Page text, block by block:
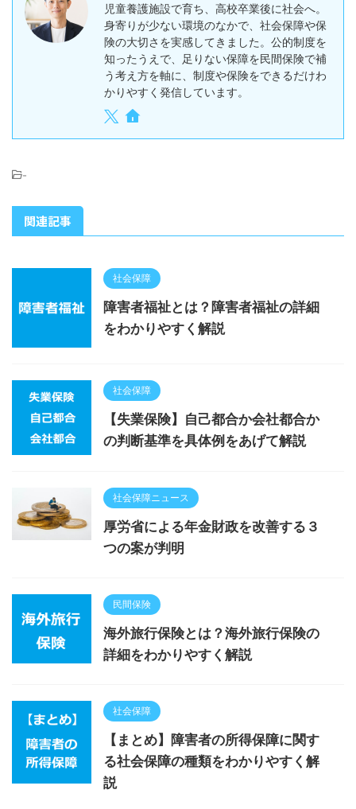
児童養護施設で育ち、高校卒業後に社会へ。
身寄りが少ない環境のなかで、社会保障や保
険の大切さを実感してきました。公的制度を
知ったうえで、足りない保障を民間保険で補
う考え方を軸に、制度や保険をできるだけわ
かりやすく発信しています。
-
関連記事
社会保障
障害者福祉とは？障害者福祉の詳細
をわかりやすく解説
社会保障
【失業保険】自己都合か会社都合か
の判断基準を具体例をあげて解説
社会保障ニュース
厚労省による年金財政を改善する３
つの案が判明
民間保険
海外旅行保険とは？海外旅行保険の
詳細をわかりやすく解説
社会保障
【まとめ】障害者の所得保障に関す
る社会保障の種類をわかりやすく解
説